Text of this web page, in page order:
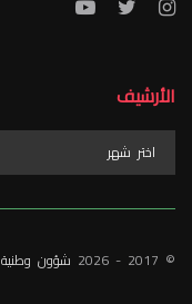
الأرشيف
الأرشيف
© 2017 - 2026 شؤون وطنية